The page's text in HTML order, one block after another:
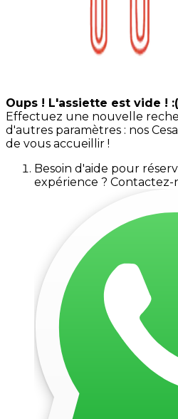
Oups ! L'assiette est vide ! :(
Effectuez une nouvelle
d'autres paramètres : nos
de vous accueillir !
Besoin d'aide pour
expérience ? Contactez-